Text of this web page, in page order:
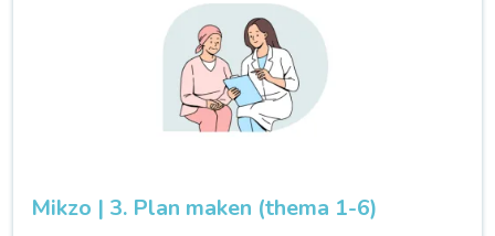
Mikzo | 3. Plan maken (thema 1-6)